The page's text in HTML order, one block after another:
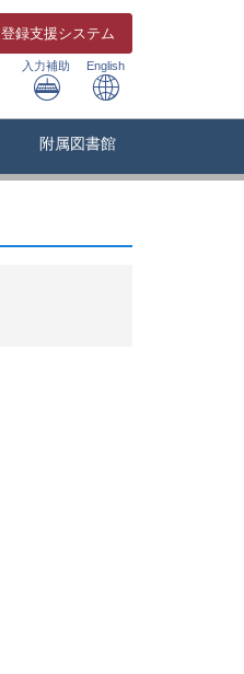
登録支援システム
入力補助 English
附属図書館